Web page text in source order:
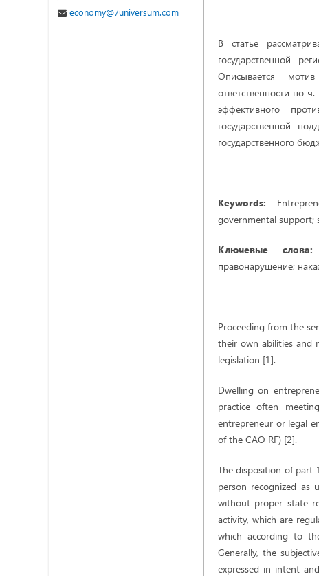
В статье
государственной
Описывается
ответственности по
эффективного
государственной
государственного
Keywords:
governmental support;
Ключевые
правонарушение;
Proceeding from the
their own abilities and
legislation [1].
Dwelling on
practice often
entrepreneur or legal
of the CAO RF) [2].
The disposition of part
person recognized
without proper state
activity, which are
which according to
Generally, the
expressed in intent
economy@7universum.com